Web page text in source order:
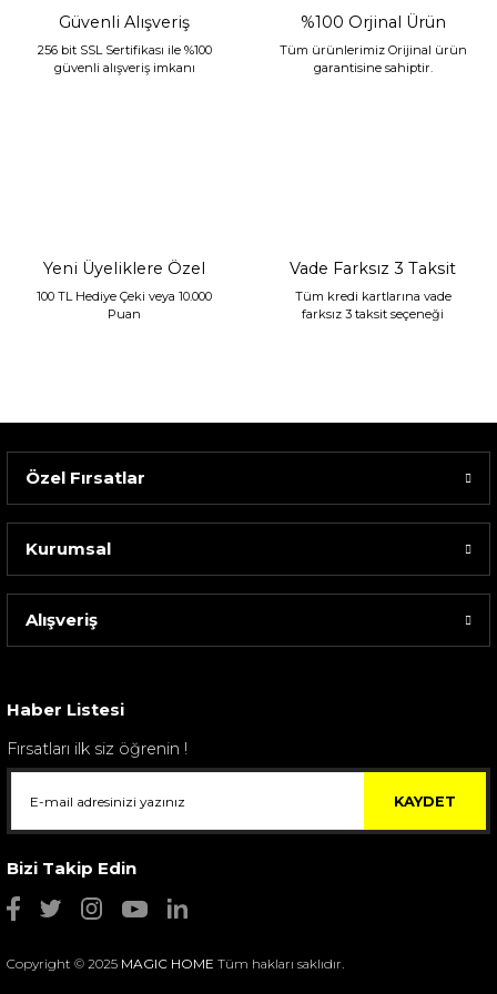
Sarev Elfıda Flanel Nevresim Takımı Çift Kişili...
Güvenli Alışveriş
256 bit SSL Sertifikası ile %100
güvenli alışveriş imkanı
%100 Orjinal Ürün
Tüm ürünlerimiz Orijinal ürün
garantisine sahiptir.
Yeni Üyeliklere Özel
100 TL Hediye Çeki veya 10.000
Puan
Vade Farksız 3 Taksit
Tüm kredi kartlarına vade
farksız 3 taksit seçeneği
Özel Fırsatlar
Kurumsal
Alışveriş
Haber Listesi
Fırsatları ilk siz öğrenin !
KAYDET
Bizi Takip Edin
Copyright © 2025 MAGIC HOME Tüm hakları saklıdır.